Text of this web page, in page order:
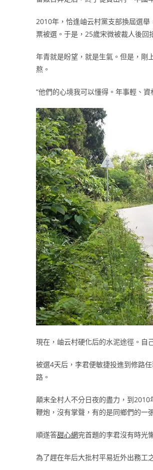
2010年，恰逢岫云村黨支部換屆選
票被選。于是，25歲宋微被裁人後
年青就是盼望，就是生氣。但是，剛
熬。
“他們的心境我可以懂得。年事輕、
現在，岫云村硬化后的水泥途徑。自
被選4天后，李君便敏捷投進到修路
路。
顛末全村人不分日夜的盡力，到
鞭炮，沒有掌聲，有的是同鄉們的一
順遂答甜心網完首題的李君沒有時光
為了趕在年后大批村平易近外出務工